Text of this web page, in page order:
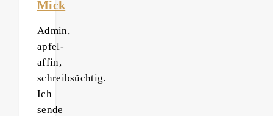
Mick
Admin,
apfel-
affin,
schreibsüchtig.
Ich
sende